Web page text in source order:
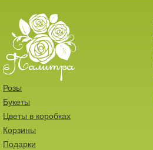
Розы
Букеты
Цветы в коробках
Корзины
Подарки